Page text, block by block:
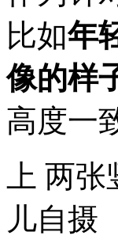
比如年
像的样
高度一
上 两
儿自摄